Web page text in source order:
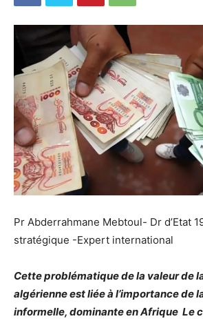
Pr Abderrahmane Mebtoul- Dr d’Etat
stratégique -Expert international
Cette problématique de la valeur de
algérienne est liée à l’importance de
informelle, dominante en Afrique Le